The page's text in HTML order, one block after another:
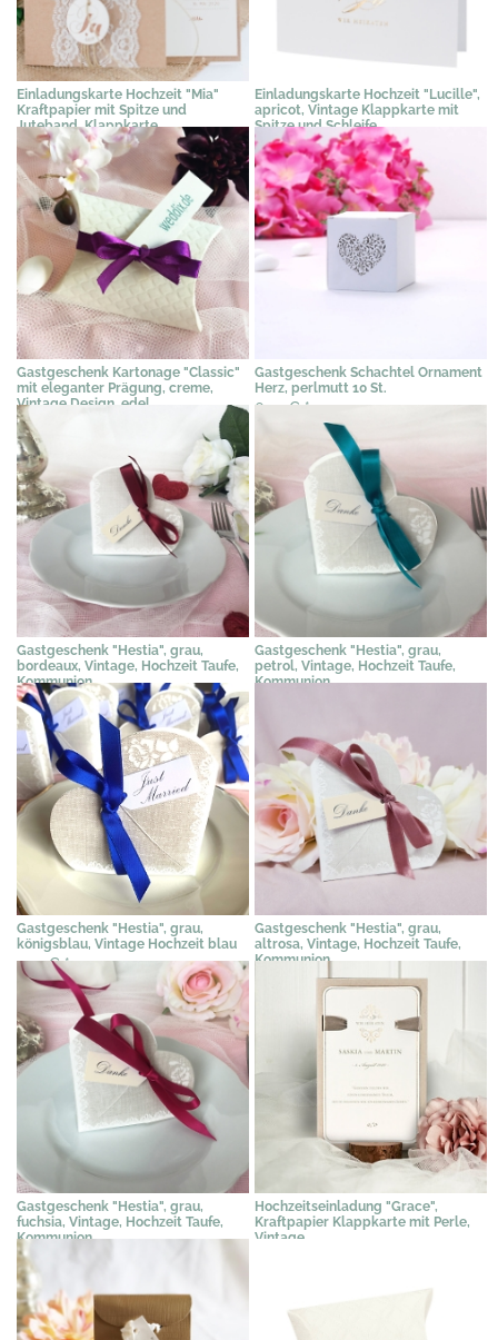
Einladungskarte Hochzeit "Mia"
Kraftpapier mit Spitze und
Juteband, Klappkarte
2,76 €*
Einladungskarte Hochzeit "Lucille",
apricot, Vintage Klappkarte mit
Spitze und Schleife
3,48 €*
Gastgeschenk Kartonage "Classic"
mit eleganter Prägung, creme,
Vintage Design, edel
0,56 €
Gastgeschenk Schachtel Ornament
Herz, perlmutt 10 St.
6,10 €*
Gastgeschenk "Hestia", grau,
bordeaux, Vintage, Hochzeit Taufe,
Kommunion
2,31 € *
Gastgeschenk "Hestia", grau,
petrol, Vintage, Hochzeit Taufe,
Kommunion
Gastgeschenk "Hestia", grau,
königsblau, Vintage Hochzeit blau
2,31 €*
Gastgeschenk "Hestia", grau,
altrosa, Vintage, Hochzeit Taufe,
Kommunion
Gastgeschenk "Hestia", grau,
fuchsia, Vintage, Hochzeit Taufe,
Kommunion
2,31 €
Hochzeitseinladung "Grace",
Kraftpapier Klappkarte mit Perle,
Vintage